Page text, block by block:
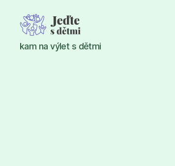
Jeďte
s
kam na výlet s dětmi